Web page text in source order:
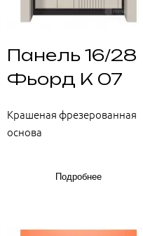
Панель 16/28
Фьорд К 07
Крашеная фрезерованная
основа
Подробнее